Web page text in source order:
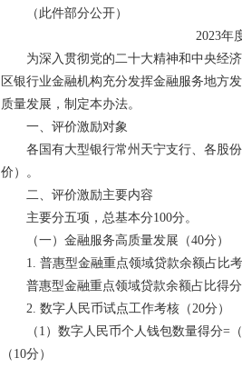
（此件部分公开）
2023年
为深入贯彻党的二十大精神和中央经
区银行业金融机构充分发挥金融服务地方
质量发展，制定本办法。
一、评价激励对象
各国有大型银行常州天宁支行、各股
价）。
二、评价激励主要内容
主要分五项，总基本分100分。
（一）金融服务高质量发展（40分）
1. 普惠型金融重点领域贷款余额占比
普惠型金融重点领域贷款余额占比得
2. 数字人民币试点工作考核（20分）
（1）数字人民币个人钱包数量得分
（10分）